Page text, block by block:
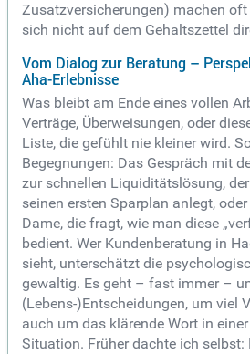
Zusatzversicherungen) machen
sich nicht auf dem Gehaltszettel
Vom Dialog zur Beratung –
Aha-Erlebnisse
Was bleibt am Ende eines vollen
Verträge, Überweisungen, oder
Liste, die gefühlt nie kleiner wird.
Begegnungen: Das Gespräch mit
zur schnellen Liquiditätslösung,
seinen ersten Sparplan anlegt,
Dame, die fragt, wie man diese
bedient. Wer Kundenberatung in
sieht, unterschätzt die
gewaltig. Es geht – fast immer –
(Lebens-)Entscheidungen, um viel
auch um das klärende Wort in
Situation. Früher dachte ich selbst: